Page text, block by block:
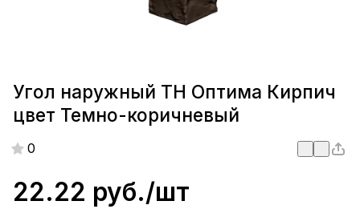
Угол наружный ТН Оптима Кирпич
цвет Темно-коричневый
0
22.22 руб./шт